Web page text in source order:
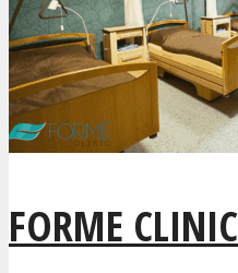
FORME CLINIC